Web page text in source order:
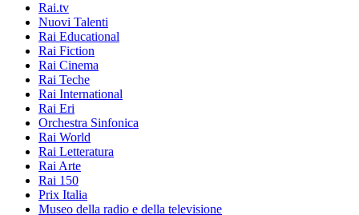
Rai.tv
Nuovi Talenti
Rai Educational
Rai Fiction
Rai Cinema
Rai Teche
Rai International
Rai Eri
Orchestra Sinfonica
Rai World
Rai Letteratura
Rai Arte
Rai 150
Prix Italia
Museo della radio e della televisione